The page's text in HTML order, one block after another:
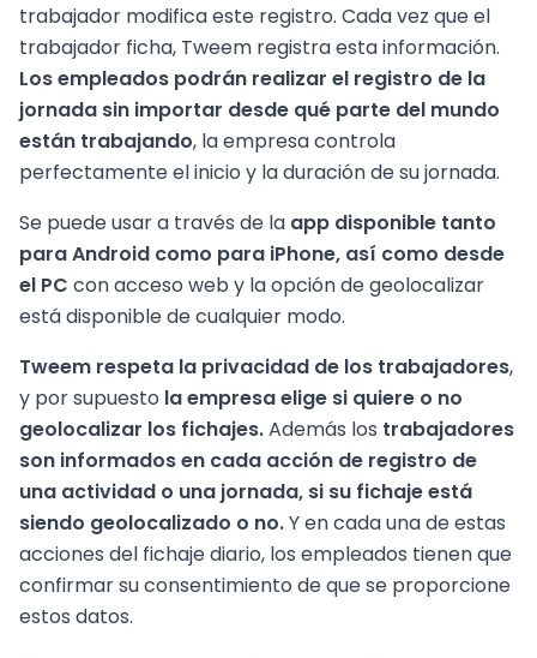
trabajador modifica este registro. Cada vez que el
trabajador ficha, Tweem registra esta información.
Los empleados podrán realizar el registro de la
jornada sin importar desde qué parte del mundo
están trabajando, la empresa controla
perfectamente el inicio y la duración de su jornada.
Se puede usar a través de la app disponible tanto
para Android como para iPhone, así como desde
el PC con acceso web y la opción de geolocalizar
está disponible de cualquier modo.
Tweem respeta la privacidad de los trabajadores,
y por supuesto la empresa elige si quiere o no
geolocalizar los fichajes.Además los trabajadores
son informados en cada acción de registro de
una actividad o una jornada, si su fichaje está
siendo geolocalizado o no.Y en cada una de estas
acciones del fichaje diario, los empleados tienen que
confirmar su consentimiento de que se proporcione
estos datos.